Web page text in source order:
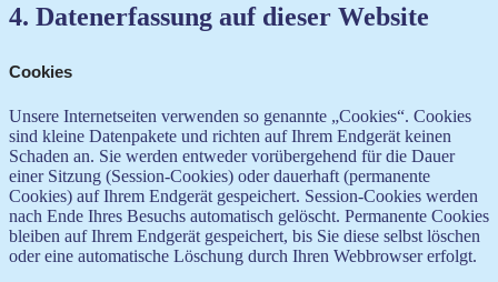
4. Datenerfassung auf dieser Website
Cookies
Unsere Internetseiten verwenden so genannte „Cookies“. Cookies
sind kleine Datenpakete und richten auf Ihrem Endgerät keinen
Schaden an. Sie werden entweder vorübergehend für die Dauer
einer Sitzung (Session-Cookies) oder dauerhaft (permanente
Cookies) auf Ihrem Endgerät gespeichert. Session-Cookies werden
nach Ende Ihres Besuchs automatisch gelöscht. Permanente Cookies
bleiben auf Ihrem Endgerät gespeichert, bis Sie diese selbst löschen
oder eine automatische Löschung durch Ihren Webbrowser erfolgt.